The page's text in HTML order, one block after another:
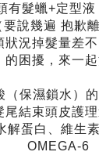
有髮蠟+定型液
要說幾遍 抱歉離
狀況掉髮量差
的困擾，來一
（保濕鎖水）的
尾結束頭皮護
解蛋白、維生
OMEGA-6